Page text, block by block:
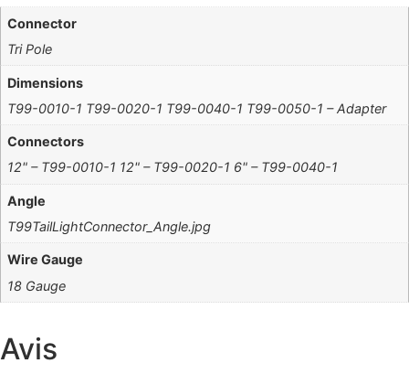
Connector
Tri Pole
Dimensions
T99-0010-1 T99-0020-1 T99-0040-1 T99-0050-1 – Adapter
Connectors
12" – T99-0010-1 12" – T99-0020-1 6" – T99-0040-1
Angle
T99TailLightConnector_Angle.jpg
Wire Gauge
18 Gauge
Avis